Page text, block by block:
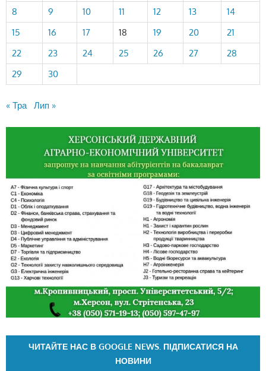
8
9 10 11 12 13
14
15
16 17 18 19 20
21
22
23 24 25 26 27
28
29
30
« Тра Лип »
ЧИТАЙТЕ НАС В GOOGLE NEWS. ПІДПИСАТИСЯ НА
НОВИНИ